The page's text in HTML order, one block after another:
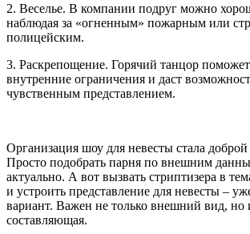
2. Веселье. В компании подруг можно
наблюдая за «огненным» пожарным или
полицейским.
3. Раскрепощение. Горячий танцор
внутренние ограничения и даст
чувственным представлением.
Организация шоу для невесты стала
Просто подобрать парня по внешним
актуально. А вот вызвать стриптизера в
и устроить представление для невесты –
вариант. Важен не только внешний вид, но
составляющая.